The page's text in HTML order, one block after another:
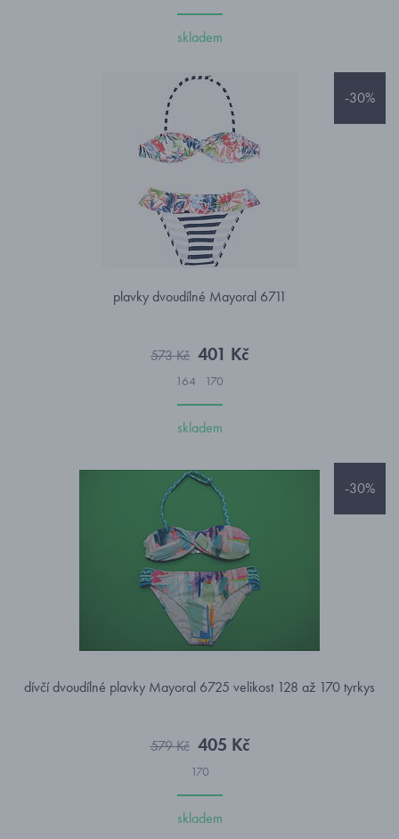
skladem
-30%
plavky dvoudílné Mayoral 6711
573 Kč 401 Kč
164 170
skladem
-30%
dívčí dvoudílné plavky Mayoral 6725 velikost 128 až 170 tyrkys
579 Kč 405 Kč
170
skladem